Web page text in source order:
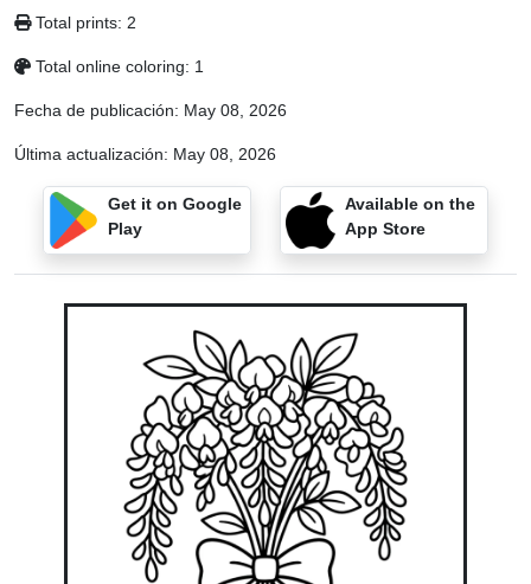
Total prints: 2
Total online coloring: 1
Fecha de publicación: May 08, 2026
Última actualización: May 08, 2026
Get it on Google
Play
Available on the
App Store